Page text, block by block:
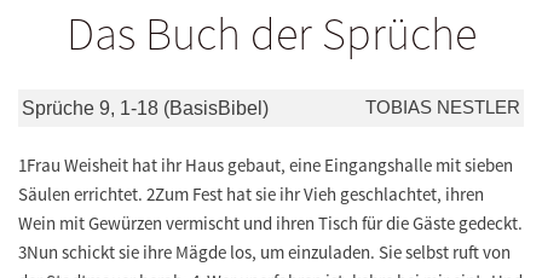
Das Buch der Sprüche
Sprüche 9, 1-18 (BasisBibel) TOBIAS NESTLER
1Frau Weisheit hat ihr Haus gebaut, eine Eingangshalle mit sieben
Säulen errichtet. 2Zum Fest hat sie ihr Vieh geschlachtet, ihren
Wein mit Gewürzen vermischt und ihren Tisch für die Gäste gedeckt.
3Nun schickt sie ihre Mägde los, um einzuladen. Sie selbst ruft von